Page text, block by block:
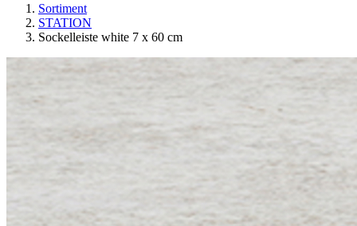
Sortiment
STATION
Sockelleiste white 7 x 60 cm